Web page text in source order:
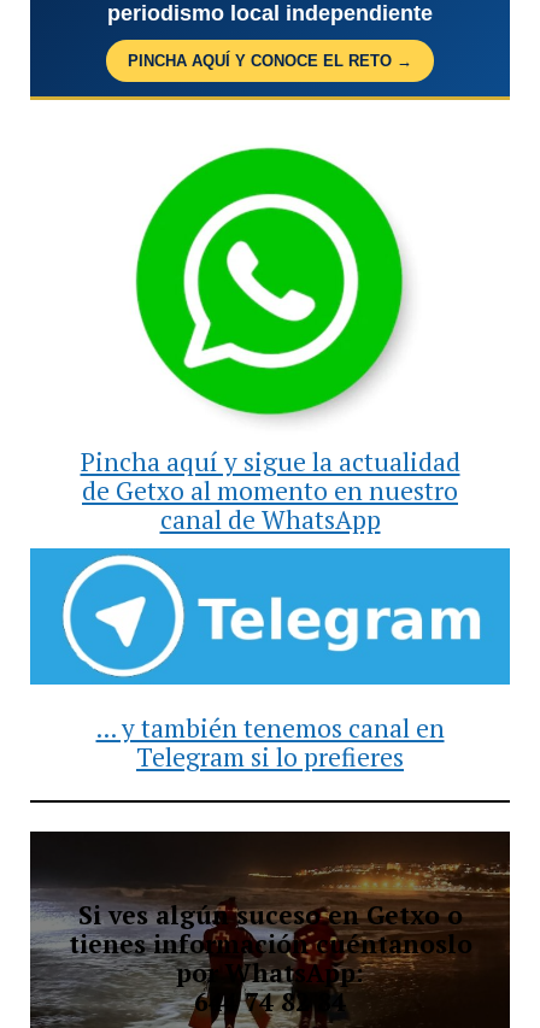
periodismo local independiente
PINCHA AQUÍ Y CONOCE EL RETO →
Pincha aquí y sigue la actualidad
de Getxo al momento en nuestro
canal de WhatsApp
... y también tenemos canal en
Telegram si lo prefieres
Si ves algún suceso en Getxo o
tienes información cuéntanoslo
por WhatsApp:
644 74 82 84